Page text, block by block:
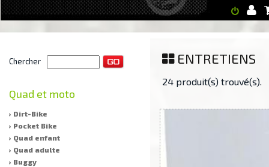
Chercher
Quad et moto
› Dirt-Bike
› Pocket Bike
› Quad enfant
› Quad adulte
› Buggy
ENTRETIENS
24 produit(s) trouvé(s).